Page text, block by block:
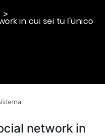
in cui sei tu l'unico
network in